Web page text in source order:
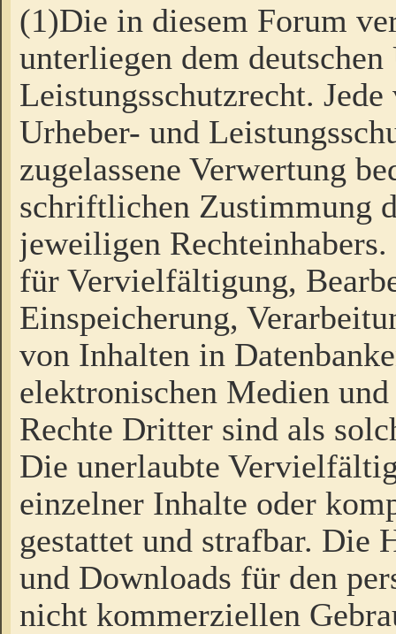
(1)Die in diesem Forum
unterliegen dem
Leistungsschutzrecht.
Urheber- und
zugelassene Verwertung
schriftlichen Zustimmung
jeweiligen
für Vervielfältigung,
Einspeicherung,
von Inhalten in
elektronischen Medien
Rechte Dritter sind als
Die unerlaubte
einzelner Inhalte oder
gestattet und strafbar. Die
und Downloads für den
nicht kommerziellen